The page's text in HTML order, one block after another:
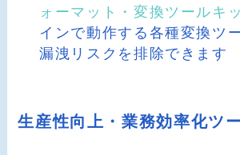
ォーマット・変換ツールキ
インで動作する各種変換ツ
漏洩リスクを排除できます
生産性向上・業務効率化ツ